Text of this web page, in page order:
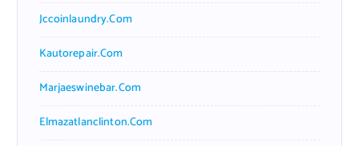
Jccoinlaundry.com
Kautorepair.com
Marjaeswinebar.com
Elmazatlanclinton.com